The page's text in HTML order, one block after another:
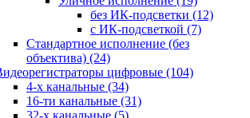
без ИК-подсветки (12)
с ИК-подсветкой (7)
Стандартное исполнение (без
объектива) (24)
цифровые (104)
4-х канальные (34)
16-ти канальные (31)
32-х канальные (5)